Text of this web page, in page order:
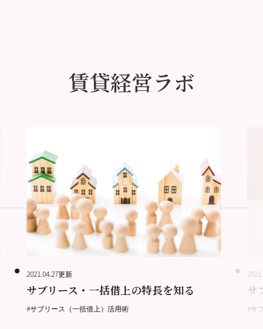
賃貸経営ラボ
2021.04.27更新
サブリース・一括借上の特長を知る
#サブリース（一括借上）活用術
サ
#サ